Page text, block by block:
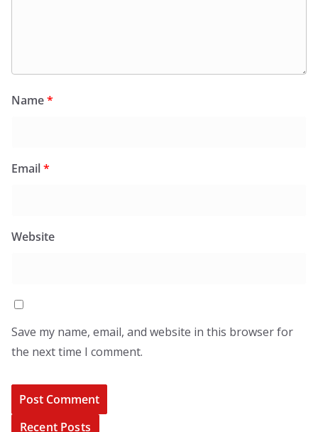
Name*
Email*
Website
Save my name, email, and website in this browser for
the next time I comment.
Recent Posts